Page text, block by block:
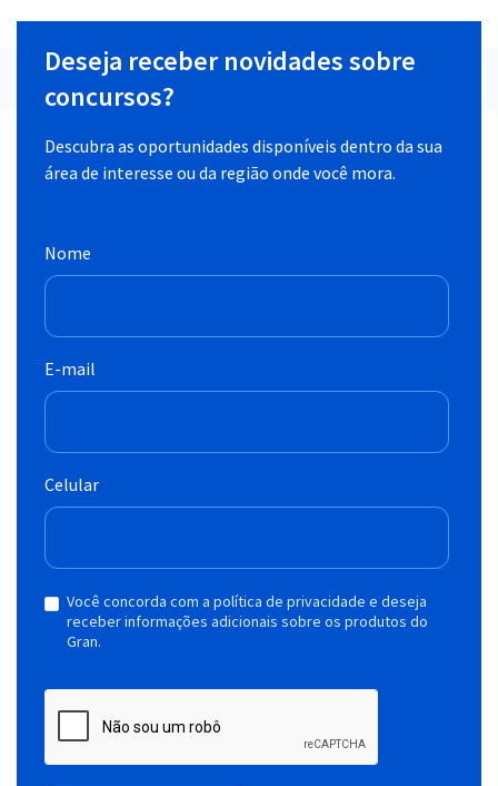
Deseja receber novidades sobre
concursos?
Descubra as oportunidades disponíveis dentro da sua
área de interesse ou da região onde você mora.
Nome
E-mail
Celular
Você concorda com a política de privacidade e deseja
receber informações adicionais sobre os produtos do
Gran.